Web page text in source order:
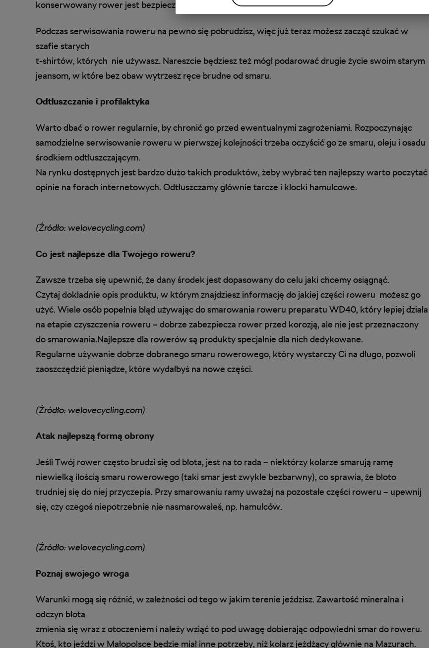
konserwowany rower jest bezpieczniejszy na drodze.
Podczas serwisowania roweru na pewno się pobrudzisz, więc już teraz możesz zacząć szukać w
szafie starych
t-shirtów, których nie używasz. Nareszcie będziesz też mógł podarować drugie życie swoim starym
jeansom, w które bez obaw wytrzesz ręce brudne od smaru.
Odtłuszczanie i profilaktyka
Warto dbać o rower regularnie, by chronić go przed ewentualnymi zagrożeniami. Rozpoczynając
samodzielne serwisowanie roweru w pierwszej kolejności trzeba oczyścić go ze smaru, oleju i osadu
środkiem odtłuszczającym.
Na rynku dostępnych jest bardzo dużo takich produktów, żeby wybrać ten najlepszy warto poczytać
opinie na forach internetowych. Odtłuszczamy głównie tarcze i klocki hamulcowe.
(Źródło: welovecycling.com)
Co jest najlepsze dla Twojego roweru?
Zawsze trzeba się upewnić, że dany środek jest dopasowany do celu jaki chcemy osiągnąć.
Czytaj dokładnie opis produktu, w którym znajdziesz informację do jakiej części roweru możesz go
użyć. Wiele osób popełnia błąd używając do smarowania roweru preparatu WD40, który lepiej działa
na etapie czyszczenia roweru – dobrze zabezpiecza rower przed korozją, ale nie jest przeznaczony
do smarowania.Najlepsze dla rowerów są produkty specjalnie dla nich dedykowane.
Regularne używanie dobrze dobranego smaru rowerowego, który wystarczy Ci na długo, pozwoli
zaoszczędzić pieniądze, które wydałbyś na nowe części.
(Źródło: welovecycling.com)
Atak najlepszą formą obrony
Jeśli Twój rower często brudzi się od błota, jest na to rada – niektórzy kolarze smarują ramę
niewielką ilością smaru rowerowego (taki smar jest zwykle bezbarwny), co sprawia, że błoto
trudniej się do niej przyczepia. Przy smarowaniu ramy uważaj na pozostałe części roweru – upewnij
się, czy czegoś niepotrzebnie nie nasmarowałeś, np. hamulców.
(Źródło: welovecycling.com)
Poznaj swojego wroga
Warunki mogą się różnić, w zależności od tego w jakim terenie jeździsz. Zawartość mineralna i
odczyn błota
zmienia się wraz z otoczeniem i należy wziąć to pod uwagę dobierając odpowiedni smar do roweru.
Ktoś, kto jeździ w Małopolsce będzie miał inne potrzeby, niż kolarz jeżdżący głównie na Mazurach.